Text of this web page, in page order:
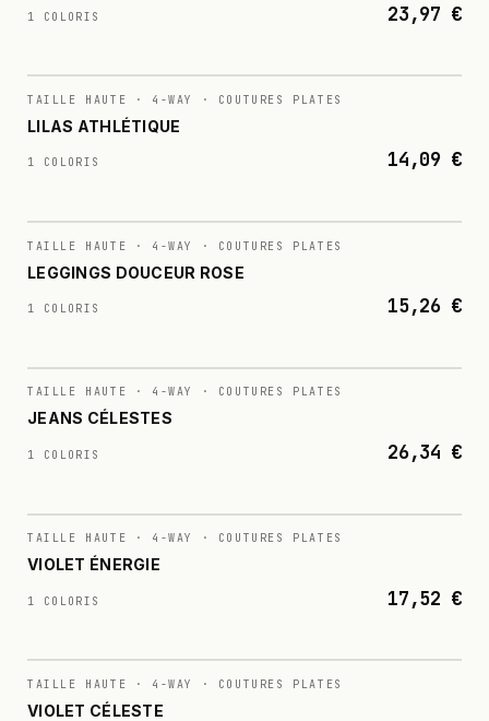
1 COLORIS 23,97 €
N° 023
TAILLE HAUTE · 4-WAY · COUTURES PLATES
LILAS ATHLÉTIQUE
1 COLORIS 14,09 €
N° 024
TAILLE HAUTE · 4-WAY · COUTURES PLATES
LEGGINGS DOUCEUR ROSE
1 COLORIS 15,26 €
N° 025
TAILLE HAUTE · 4-WAY · COUTURES PLATES
JEANS CÉLESTES
1 COLORIS 26,34 €
N° 026
TAILLE HAUTE · 4-WAY · COUTURES PLATES
VIOLET ÉNERGIE
1 COLORIS 17,52 €
N° 027
TAILLE HAUTE · 4-WAY · COUTURES PLATES
VIOLET CÉLESTE